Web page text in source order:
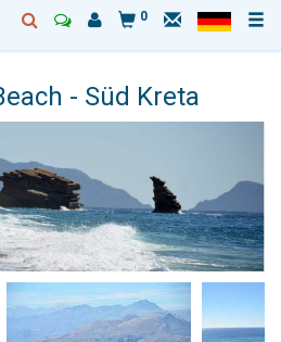
0
- Süd Kreta